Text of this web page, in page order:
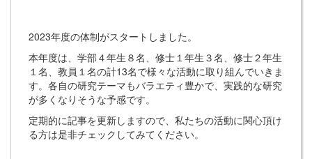
2023年度の体制がスタートしました。
本年度は、学部４年生８名、修士１年生３名、修士２年生
１名、教員１名の計13名で様々な活動に取り組んでいきま
す。各自の研究テーマもバラエティ豊かで、実践的な研究
が多くなりそうな予感です。
定期的に記事を更新しますので、私たちの活動に関心頂け
る方は是非チェックしてみてください。